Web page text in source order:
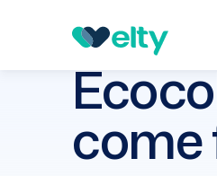
Guide Cardiologia
come